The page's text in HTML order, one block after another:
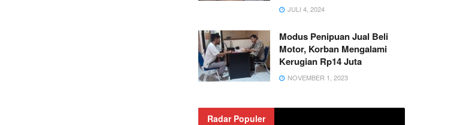
JULI 4, 2024
Modus Penipuan Jual Beli
Motor, Korban Mengalami
Kerugian Rp14 Juta
NOVEMBER 1, 2023
Radar Populer